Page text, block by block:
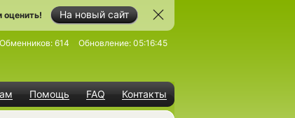
На новый сайт
оценить!
Помощь FAQ Контакты
Обменников: 614 Обновление: 05:16:45